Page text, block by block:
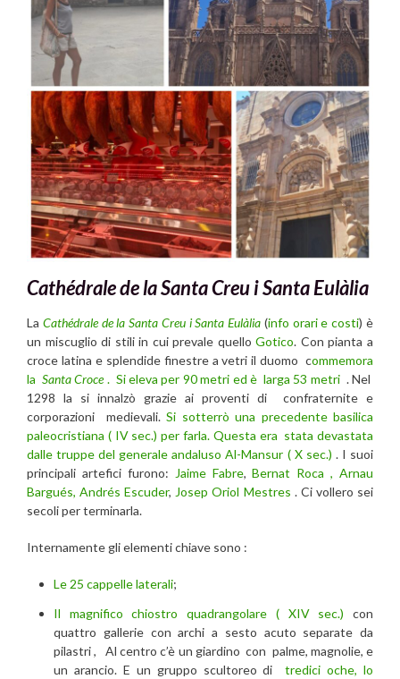
Cathédrale de la Santa Creu i Santa Eulàlia
La Cathédrale de la Santa Creu i Santa Eulàlia (info orari e costi) è
un miscuglio di stili in cui prevale quello Gotico. Con pianta a
croce latina e splendide finestre a vetri il duomo commemora
la Santa Croce. Si eleva per 90 metri ed è larga 53 metri . Nel
1298 la si innalzò grazie ai proventi di confraternite e
corporazioni medievali.Si sotterrò una precedente basilica
paleocristiana ( IV sec.) per farla. Questa era stata devastata
dalle truppe del generale andaluso Al-Mansur ( X sec.) . I suoi
principali artefici furono: Jaime Fabre,Bernat Roca , Arnau
Bargués, Andrés Escuder, Josep Oriol Mestres . Ci vollero sei
secoli per terminarla.
Internamente gli elementi chiave sono :
Le 25 cappelle laterali;
Il magnifico chiostro quadrangolare ( XIV sec.) con
quattro gallerie con archi a sesto acuto separate da
pilastri , Al centro c’è un giardino con palme, magnolie, e
un arancio. E un gruppo scultoreo ditredici oche, lo